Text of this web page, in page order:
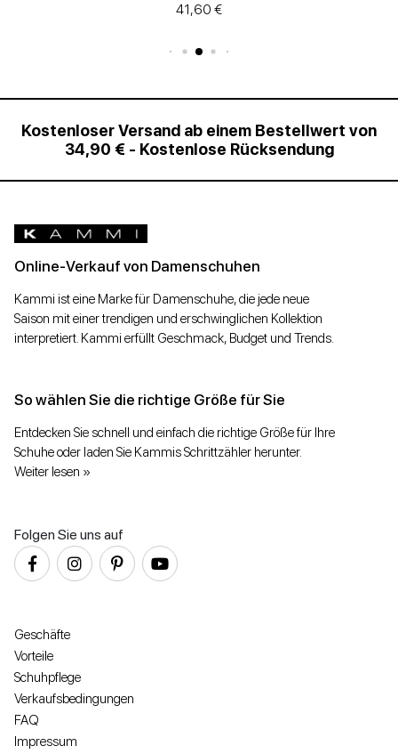
27,93 €
Kostenloser Versand ab einem Bestellwert von
34,90 € - Kostenlose Rücksendung
Online-Verkauf von Damenschuhen
Kammi ist eine Marke für Damenschuhe, die jede neue
Saison mit einer trendigen und erschwinglichen Kollektion
interpretiert. Kammi erfüllt Geschmack, Budget und Trends.
So wählen Sie die richtige Größe für Sie
Entdecken Sie schnell und einfach die richtige Größe für Ihre
Schuhe oder laden Sie Kammis Schrittzähler herunter.
Weiter lesen »
Folgen Sie uns auf
Geschäfte
Vorteile
Schuhpflege
Verkaufsbedingungen
FAQ
Impressum